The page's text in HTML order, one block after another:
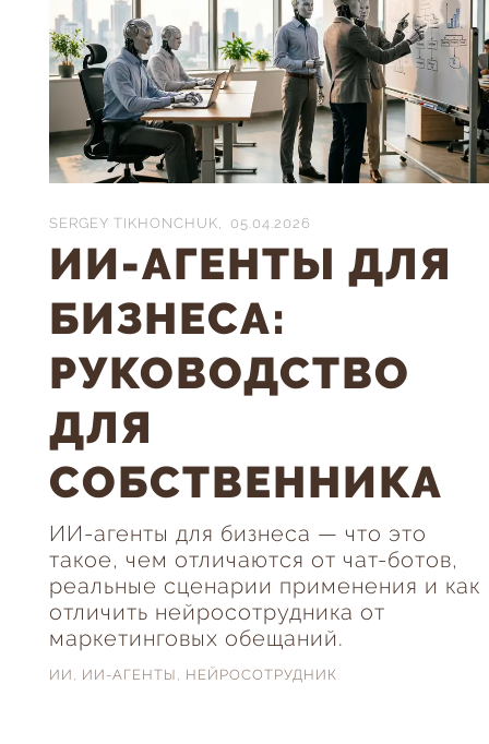
SERGEY TIKHONCHUK, 05.04.2026
ИИ-АГЕНТЫ ДЛЯ
БИЗНЕСА:
РУКОВОДСТВО
ДЛЯ
СОБСТВЕННИКА
ИИ-агенты для бизнеса — что это
такое, чем отличаются от чат-ботов,
реальные сценарии применения и как
отличить нейросотрудника от
маркетинговых обещаний.
ИИ ИИ-АГЕНТЫ НЕЙРОСОТРУДНИК